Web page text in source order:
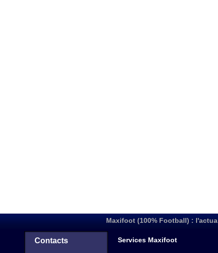
Maxifoot (100% Football) :
Contacts Services Maxifoot